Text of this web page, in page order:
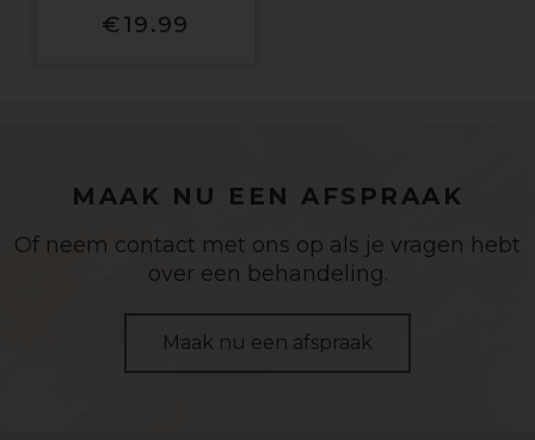
€ 19.99
MAAK NU EEN AFSPRAAK
Of neem contact met ons op als je vragen hebt
over een behandeling.
Maak nu een afspraak